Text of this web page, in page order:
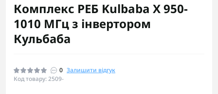
Комплекс РЕБ Kulbaba X 950-
1010 МГц з інвертором
Кульбаба
0 Залишити відгук
Код товару: 2509-